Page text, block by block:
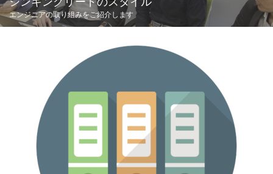
エンジニアの取り組みをご紹介します